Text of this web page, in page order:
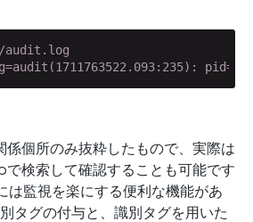
audit.log
msg=audit(1711763522.093:235):
個所のみ抜粋したもので、実際は
検索して確認することも可能です
監視を楽にする便利な機能があ
タグの付与と、識別タグを用いた